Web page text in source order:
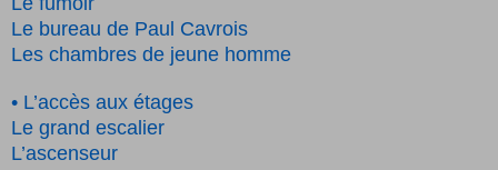
Le bureau de Paul Cavrois
Les chambres de jeune homme
• L’accès aux étages
Le grand escalier
L’ascenseur